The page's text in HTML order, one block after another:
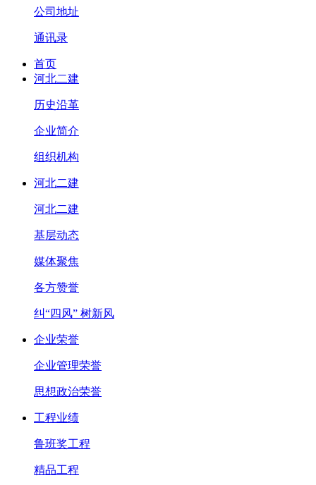
公司地址
通讯录
首页
河北二建
历史沿革
企业简介
组织机构
河北二建
河北二建
基层动态
媒体聚焦
各方赞誉
纠“四风” 树新风
企业荣誉
企业管理荣誉
思想政治荣誉
工程业绩
鲁班奖工程
精品工程